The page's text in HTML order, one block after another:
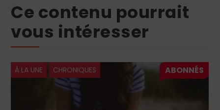
Ce contenu pourrait
vous intéresser
À LA UNE CHRONIQUES